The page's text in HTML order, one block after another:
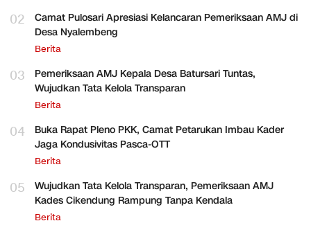
02
Camat Pulosari Apresiasi Kelancaran Pemeriksaan AMJ di
Desa Nyalembeng
Berita
03
Pemeriksaan AMJ Kepala Desa Batursari Tuntas,
Wujudkan Tata Kelola Transparan
Berita
04
Buka Rapat Pleno PKK, Camat Petarukan Imbau Kader
Jaga Kondusivitas Pasca-OTT
Berita
05
Wujudkan Tata Kelola Transparan, Pemeriksaan AMJ
Kades Cikendung Rampung Tanpa Kendala
Berita